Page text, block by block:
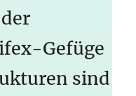
Gefüge
sind